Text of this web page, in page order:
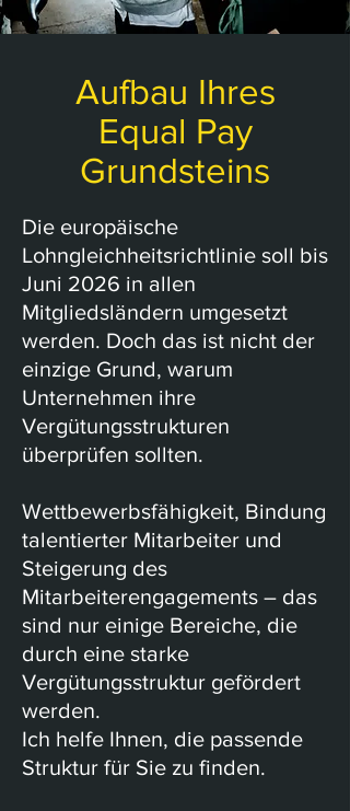
Aufbau Ihres
Equal Pay
Grundsteins
Die europäische
Lohngleichheitsrichtlinie soll bis
Juni 2026 in allen
Mitgliedsländern umgesetzt
werden. Doch das ist nicht der
einzige Grund, warum
Unternehmen ihre
Vergütungsstrukturen
überprüfen sollten.
Wettbewerbsfähigkeit, Bindung
talentierter Mitarbeiter und
Steigerung des
Mitarbeiterengagements – das
sind nur einige Bereiche, die
durch eine starke
Vergütungsstruktur gefördert
werden.
Ich helfe Ihnen, die passende
Struktur für Sie zu finden.